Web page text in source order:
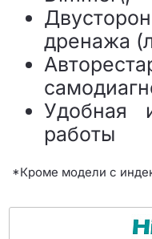
дренажа
Удобная
работы
*Кроме модели с